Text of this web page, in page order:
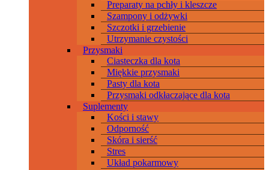
Preparaty na pchły i kleszcze
Szampony i odżywki
Szczotki i grzebienie
Utrzymanie czystości
Przysmaki
Ciasteczka dla kota
Miękkie przysmaki
Pasty dla kota
Przysmaki odkłaczające dla kota
Suplementy
Kości i stawy
Odporność
Skóra i sierść
Stres
Układ pokarmowy